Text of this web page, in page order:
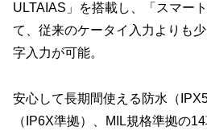
ULTAIAS」を搭載し、「スマー
て、従来のケータイ入力よりも
字入力が可能。
安心して長期間使える防水（
（IP6X準拠）、MIL規格準拠の